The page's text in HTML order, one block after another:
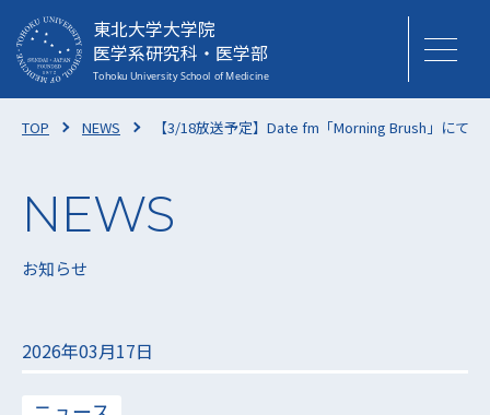
東北大学大学院
医学系研究科・医学部
TOP NEWS 【3/18放送予定】Date fm「Morning Brush」にて
お知らせ
2026年03月17日